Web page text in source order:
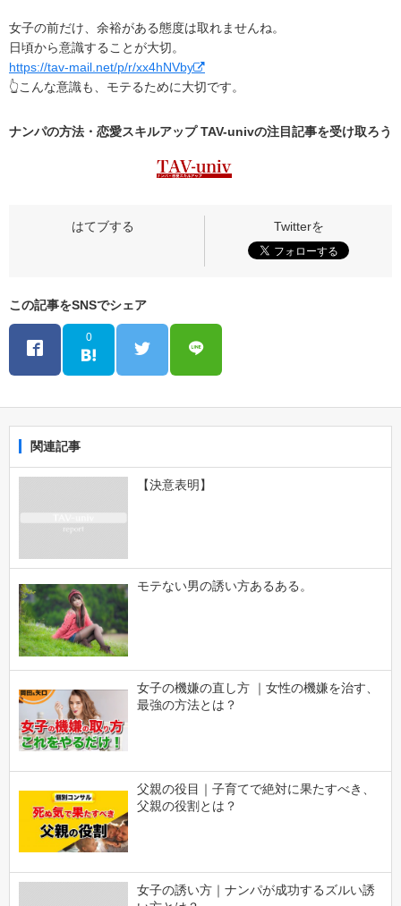
女子の前だけ、余裕がある態度は取れませんね。
日頃から意識することが大切。
https://tav-mail.net/p/r/xx4hNVby
👆こんな意識も、モテるために大切です。
ナンパの方法・恋愛スキルアップ TAV-univの注目記事を受け取ろう
この記事をSNSでシェア
0
関連記事
【決意表明】
モテない男の誘い方あるある。
女子の機嫌の直し方 ｜女性の機嫌を治す、
最強の方法とは？
父親の役目｜子育てで絶対に果たすべき、
父親の役割とは？
女子の誘い方｜ナンパが成功するズルい誘